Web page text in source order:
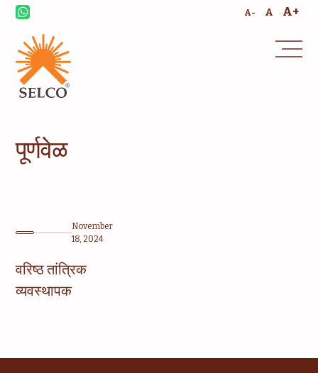
A- A A+
पूर्णवेळ
November
18, 2024
वरिष्ठ तांत्रिक
व्यवस्थापक